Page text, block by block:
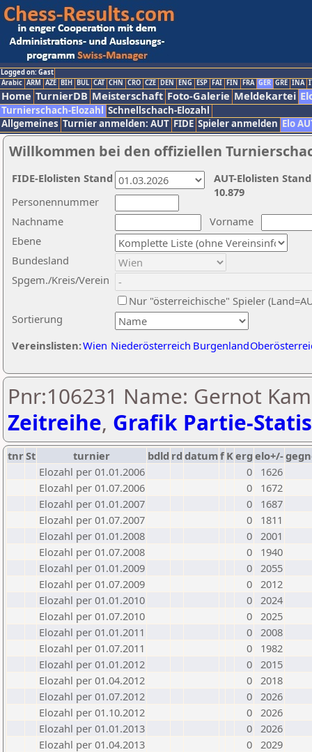
Logged on: Gast
Arabic ARM AZE BIH BUL CAT CHN CRO CZE DEN ENG ESP FAI FIN FRA GER GRE INA
Home TurnierDB Meisterschaft Foto-Galerie Meldekartei
Turnierschach-Elozahl Schnellschach-Elozahl
Allgemeines Turnier anmelden: AUT FIDE Spieler anmelden Elo
Willkommen bei den offiziellen
Nachname
Vorname
Ebene
Sortierung
Personennummer
Bundesland
Spgem./Kreis/Verein
Nur "österreichische" Spieler
Vereinslisten:Wien Niederösterreich Burgenland
AUT-Elolisten
10.879
FIDE-Elolisten Stand
Pnr:106231 Name: Gernot
Zeitreihe, Grafik Partie-
tnrSt turnier bdld rd datumf Kerg elo+/-
Elozahl per 01.01.2006
0
1626
Elozahl per 01.07.2006
0
1672
Elozahl per 01.01.2007
0
1687
Elozahl per 01.07.2007
0
1811
Elozahl per 01.01.2008
0 2001
Elozahl per 01.07.2008
0
1940
Elozahl per 01.01.2009
0 2055
Elozahl per 01.07.2009
0 2012
Elozahl per 01.01.2010
0 2024
Elozahl per 01.07.2010
0 2025
Elozahl per 01.01.2011
0 2008
Elozahl per 01.07.2011
0
1982
Elozahl per 01.01.2012
0 2015
Elozahl per 01.04.2012
0 2018
Elozahl per 01.07.2012
0 2026
Elozahl per 01.10.2012
0 2026
Elozahl per 01.01.2013
0 2026
Elozahl per 01.04.2013
0 2029